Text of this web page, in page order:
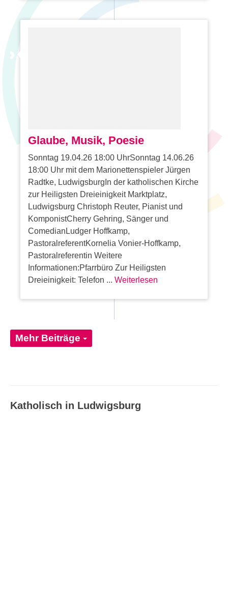
Glaube, Musik, Poesie
Sonntag 19.04.26 18:00 UhrSonntag 14.06.26
18:00 Uhr mit dem Marionettenspieler Jürgen
Radtke, LudwigsburgIn der katholischen Kirche
zur Heiligsten Dreieinigkeit Marktplatz,
Ludwigsburg Christoph Reuter, Pianist und
KomponistCherry Gehring, Sänger und
ComedianLudger Hoffkamp,
PastoralreferentKornelia Vonier-Hoffkamp,
Pastoralreferentin Weitere
Informationen:Pfarrbüro Zur Heiligsten
Dreieinigkeit: Telefon ...Weiterlesen
Mehr Beiträge
Katholisch in Ludwigsburg